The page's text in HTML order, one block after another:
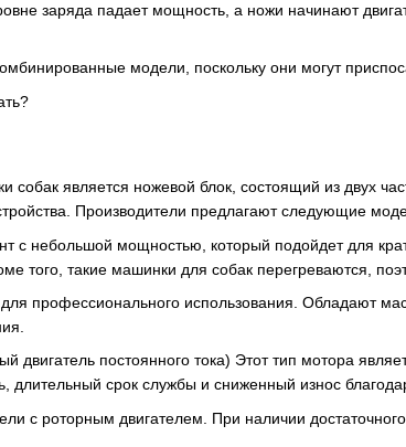
заряда падает мощность, а ножи начинают
модели, поскольку они могут
является ножевой блок, состоящий из двух
Производители предлагают следующие
с небольшой мощностью, который подойдет для
того, такие машинки для собак перегреваются,
профессионального использования. Обладают
двигатель постоянного тока) Этот тип мотора
длительный срок службы и сниженный износ
с роторным двигателем. При наличии